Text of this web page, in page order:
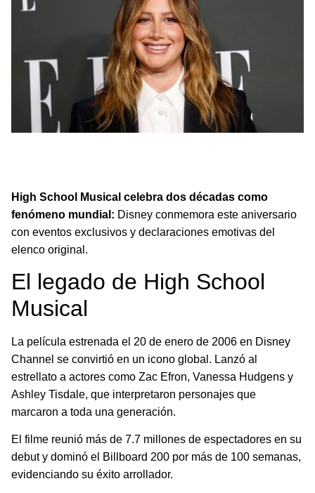
High School Musical celebra dos décadas como
fenómeno mundial: Disney conmemora este aniversario
con eventos exclusivos y declaraciones emotivas del
elenco original.
El legado de High School
Musical
La película estrenada el 20 de enero de 2006 en Disney
Channel se convirtió en un icono global. Lanzó al
estrellato a actores como Zac Efron, Vanessa Hudgens y
Ashley Tisdale, que interpretaron personajes que
marcaron a toda una generación.
El filme reunió más de 7.7 millones de espectadores en su
debut y dominó el Billboard 200 por más de 100 semanas,
evidenciando su éxito arrollador.